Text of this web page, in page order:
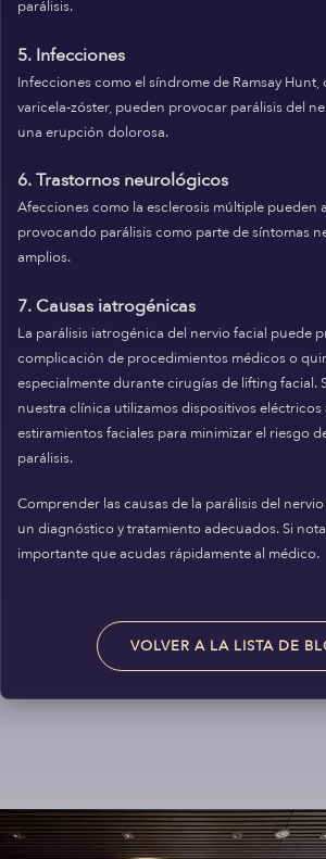
parálisis.
5. Infecciones
Infecciones como el síndrome de Ramsay
varicela-zóster, pueden provocar parálisis del
una erupción dolorosa.
6. Trastornos neurológicos
Afecciones como la esclerosis múltiple pueden
provocando parálisis como parte de síntomas
amplios.
7. Causas iatrogénicas
La parálisis iatrogénica del nervio facial puede
complicación de procedimientos médicos o
especialmente durante cirugías de lifting facial.
nuestra clínica utilizamos dispositivos
estiramientos faciales para minimizar el riesgo
parálisis.
Comprender las causas de la parálisis del
un diagnóstico y tratamiento adecuados. Si
importante que acudas rápidamente al médico.
VOLVER A LA LISTA DE